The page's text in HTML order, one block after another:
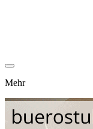
Mehr